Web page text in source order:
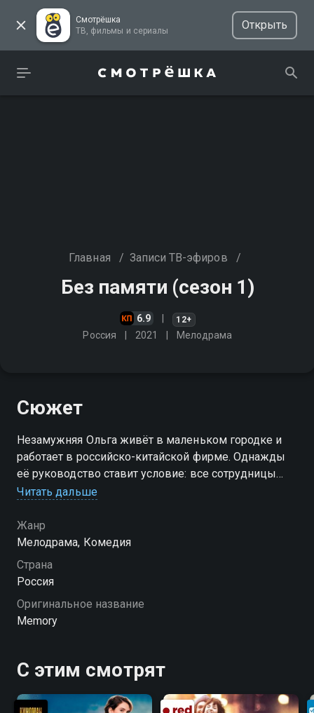
Смотрёшка
ТВ, фильмы и сериалы
Открыть
Главная / Записи ТВ-эфиров /
Без памяти (сезон 1)
6.9 12+
Россия 2021 Мелодрама
Сюжет
Незамужняя Ольга живёт в маленьком городке и
работает в российско-китайской фирме. Однажды
её руководство ставит условие: все сотрудницы
должны быть замужем и с детьми. Теперь Ольге
семью!
Посмотреть онлайн 1 сезон сериала Без памяти вы
можете совершенно бесплатно в хорошем HD
Читать дальше
Жанр
Мелодрама, Комедия
Страна
Россия
Оригинальное название
Memory
С этим смотрят